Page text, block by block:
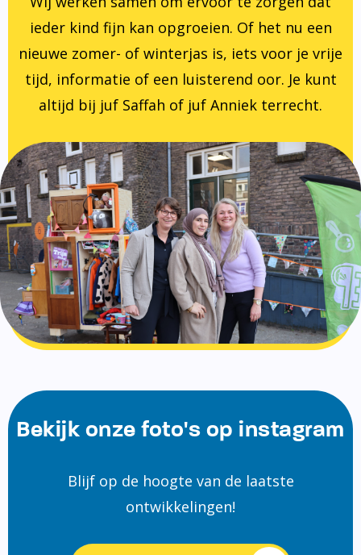
ieder kind fijn kan opgroeien. Of het nu een
nieuwe zomer- of winterjas is, iets voor je vrije
tijd, informatie of een luisterend oor. Je kunt
altijd bij juf Saffah of juf Anniek terrecht.
Bekijk onze foto's op instagram
Blijf op de hoogte van de laatste
ontwikkelingen!